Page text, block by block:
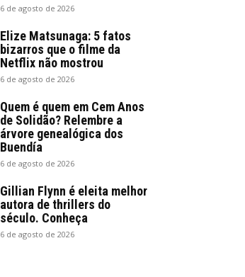
6 de agosto de 2026
Elize Matsunaga: 5 fatos
bizarros que o filme da
Netflix não mostrou
6 de agosto de 2026
Quem é quem em Cem Anos
de Solidão? Relembre a
árvore genealógica dos
Buendía
6 de agosto de 2026
Gillian Flynn é eleita melhor
autora de thrillers do
século. Conheça
6 de agosto de 2026